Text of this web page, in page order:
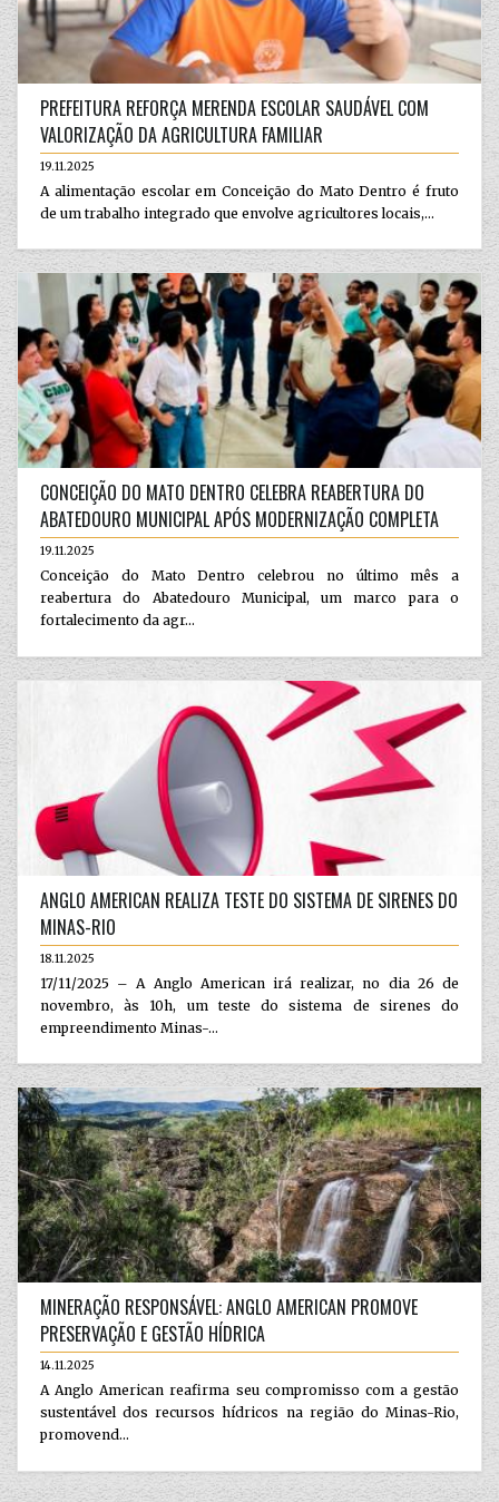
PREFEITURA REFORÇA MERENDA ESCOLAR SAUDÁVEL COM
VALORIZAÇÃO DA AGRICULTURA FAMILIAR
19.11.2025
A alimentação escolar em Conceição do Mato Dentro é fruto
de um trabalho integrado que envolve agricultores locais,...
CONCEIÇÃO DO MATO DENTRO CELEBRA REABERTURA DO
ABATEDOURO MUNICIPAL APÓS MODERNIZAÇÃO COMPLETA
19.11.2025
Conceição do Mato Dentro celebrou no último mês a
reabertura do Abatedouro Municipal, um marco para o
fortalecimento da agr...
ANGLO AMERICAN REALIZA TESTE DO SISTEMA DE SIRENES DO
MINAS-RIO
18.11.2025
17/11/2025 – A Anglo American irá realizar, no dia 26 de
novembro, às 10h, um teste do sistema de sirenes do
empreendimento Minas-...
MINERAÇÃO RESPONSÁVEL: ANGLO AMERICAN PROMOVE
PRESERVAÇÃO E GESTÃO HÍDRICA
14.11.2025
A Anglo American reafirma seu compromisso com a gestão
sustentável dos recursos hídricos na região do Minas-Rio,
promovend...